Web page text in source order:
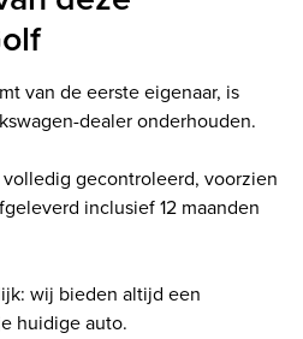
van de eerste eigenaar, is
dealer onderhouden.
gecontroleerd, voorzien
inclusief 12 maanden
wij bieden altijd een
huidige auto.